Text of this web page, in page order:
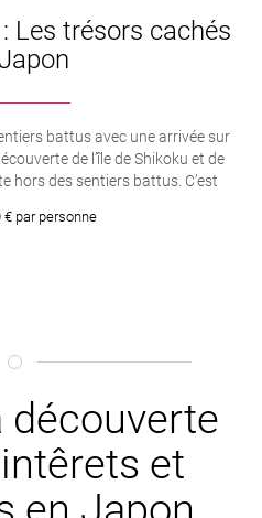
Les trésors cachés
battus avec une arrivée sur
de l’île de Shikoku et de
hors des sentiers battus. C’est
au coeur des traditions
par personne
découverte
et